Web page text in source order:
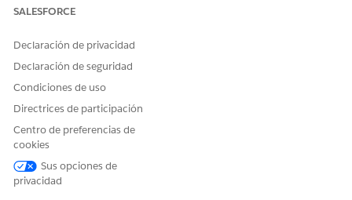
de Life Sciences Cloud.
y organizaciones
Cree formatos de página y asígnelos a distintos tipos de
registro para incluir datos para los diferentes tipos de
organización. Por ejemplo, cree tipos de registro de
cuentas de negocio separados con distintos formatos de
página para farmacias, pagadores y organizaciones de
proveedores de cuidados sanitarios.
SALESFORCE
Declaración de privacidad
Declaración de seguridad
Condiciones de uso
Directrices de participación
Centro de preferencias de
cookies
Sus opciones de
privacidad